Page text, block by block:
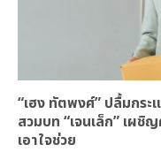
“เฮง ทัตพงศ์” ปลื้มกระ
สวมบท “เจนเล็ก” เผ
เอาใจช่วย